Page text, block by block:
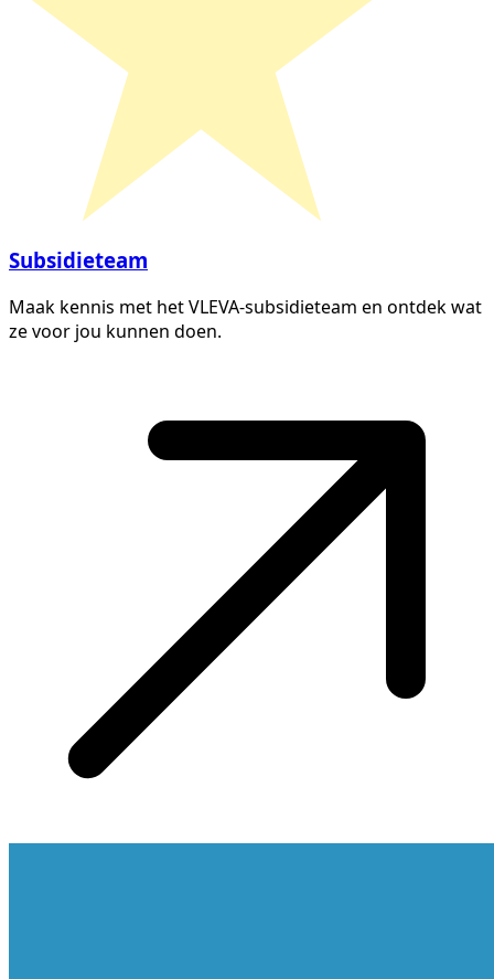
Subsidieteam
Maak kennis met het VLEVA-subsidieteam en ontdek wat
ze voor jou kunnen doen.